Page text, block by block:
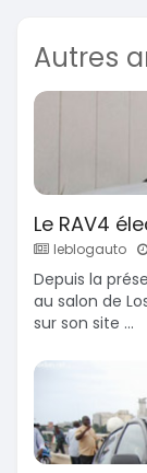
Autres
Le RAV4
leblogauto
Depuis la
au salon de
sur son site ...